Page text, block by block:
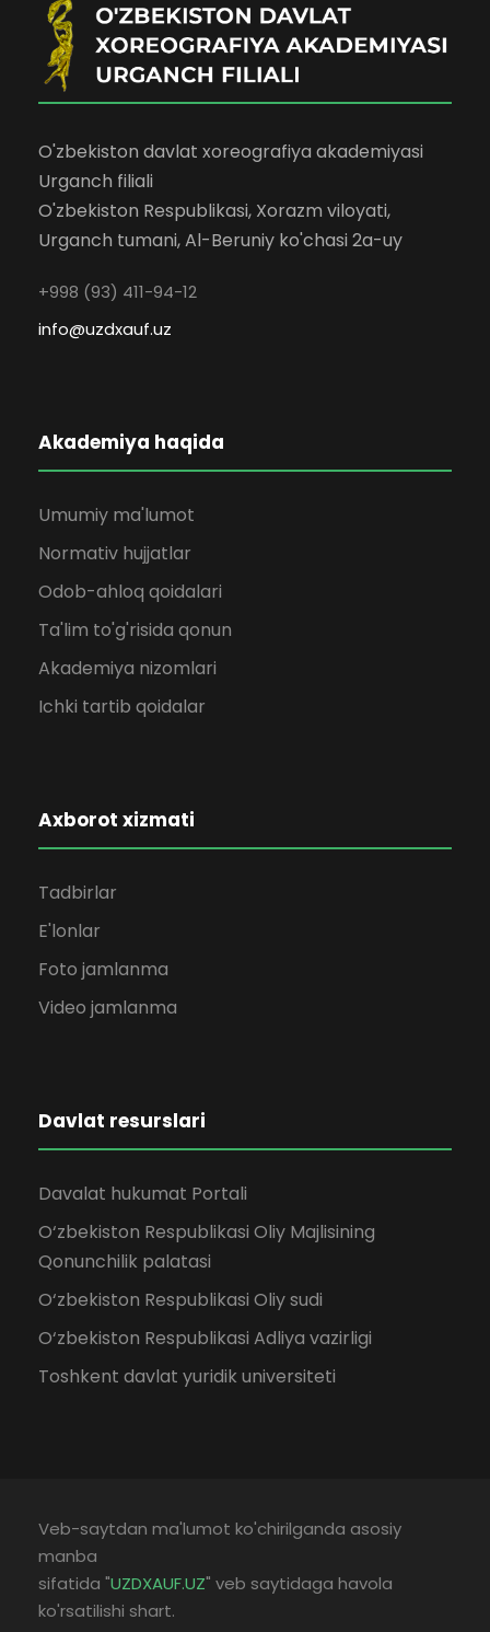
O'zbekiston davlat xoreografiya akademiyasi
Urganch filiali
O'zbekiston Respublikasi, Xorazm viloyati,
Urganch tumani, Al-Beruniy ko'chasi 2a-uy
+998 (93) 411-94-12
info@uzdxauf.uz
Akademiya haqida
Umumiy ma'lumot
Normativ hujjatlar
Odob-ahloq qoidalari
Ta'lim to'g'risida qonun
Akademiya nizomlari
Ichki tartib qoidalar
Axborot xizmati
Tadbirlar
E'lonlar
Foto jamlanma
Video jamlanma
Davlat resurslari
Davalat hukumat Portali
O‘zbekiston Respublikasi Oliy Majlisining
Qonunchilik palatasi
O‘zbekiston Respublikasi Oliy sudi
O‘zbekiston Respublikasi Adliya vazirligi
Toshkent davlat yuridik universiteti
Veb-saytdan ma'lumot ko'chirilganda asosiy
manba
sifatida "UZDXAUF.UZ" veb saytidaga havola
ko'rsatilishi shart.